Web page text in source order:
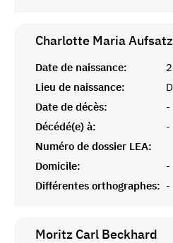
Charlotte Maria
Date de naissance:
Lieu de naissance:
Date de décès:
-
Décédé(e) à:
-
Numéro de dossier LEA:
Domicile:
-
Différentes orthographes: -
Moritz Carl Beckhard